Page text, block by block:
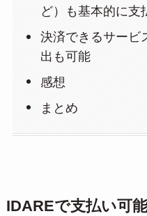
ど）も基本的に支
決済できるサービ
出も可能
感想
まとめ
IDAREで支払い可